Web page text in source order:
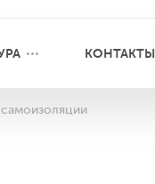
КОНТАКТЫ